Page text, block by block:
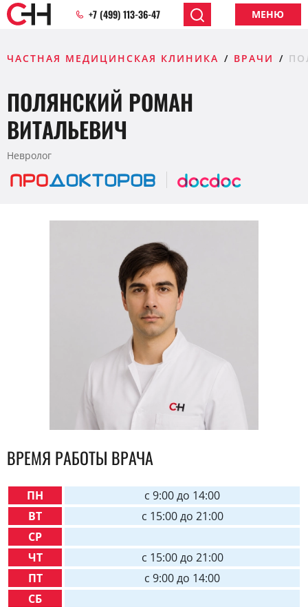
+7 (499) 113-36-47 МЕНЮ
ЧАСТНАЯ МЕДИЦИНСКАЯ КЛИНИКА ВРАЧИ
ПОЛЯНСКИЙ РОМАН
ВИТАЛЬЕВИЧ
Невролог
ВРЕМЯ РАБОТЫ ВРАЧА
ПН
ВТ
СР
ЧТ
ПТ
СБ
c 9:00 до 14:00
с 15:00 до 21:00
с 15:00 до 21:00
c 9:00 до 14:00